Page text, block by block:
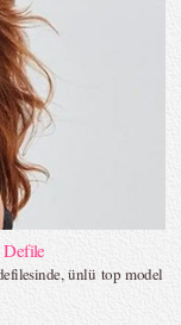
Defile
ünlü top model